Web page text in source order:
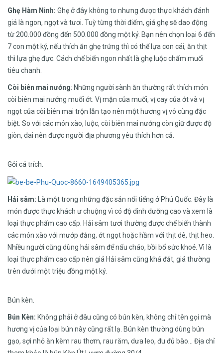
Ghẹ Hàm Ninh: Ghẹ ở đây không to nhưng được thực khách đánh
giá là ngon, ngọt và tươi. Tuỳ từng thời điểm, giá ghẹ sẽ dao động
từ 200.000 đồng đến 500.000 đồng một ký. Bạn nên chọn loại 6 đến
7 con một ký, nếu thích ăn ghẹ trứng thì có thể lựa con cái, ăn thịt
thì lựa ghẹ đực. Cách chế biến ngon nhất là ghẹ luộc chấm muối
tiêu chanh.
Còi biên mai nướng: Những người sành ăn thường rất thích món
còi biên mai nướng muối ớt. Vị mặn của muối, vị cay của ớt và vị
ngọt của còi biên mai trộn lẫn tạo nên một hương vị vô cùng đặc
biệt. So với các món xào, luộc, còi biên mai nướng còn giữ được độ
giòn, dai nên được người địa phương yêu thích hơn cả.
Gỏi cá trích.
Hải sâm:
Là một trong những đặc sản nổi tiếng ở Phú Quốc. Đây là
món được thực khách ư chuộng vì có độ dinh dưỡng cao và xem là
loại thực phẩm cao cấp. Hải sâm tươi thường được chế biến thành
các món xào với mướp đắng, ớt ngọt hoặc hầm với thịt dê, thịt heo.
Nhiều người cũng dùng hải sâm để nấu cháo, bồi bổ sức khoẻ. Vì là
loại thực phẩm cao cấp nên giá Hải sâm cũng khá đắt, giá thường
trên dưới một triệu đồng một ký.
Bún kèn.
Bún Kèn: Không phải ở đâu cũng có bún kèn, không chỉ tên gọi mà
hương vị của loại bún này cũng rất lạ. Bún kèn thường dùng bún
gạo, sợi nhỏ ăn kèm rau thơm, rau răm, dưa leo, đu đủ bào… Địa chỉ